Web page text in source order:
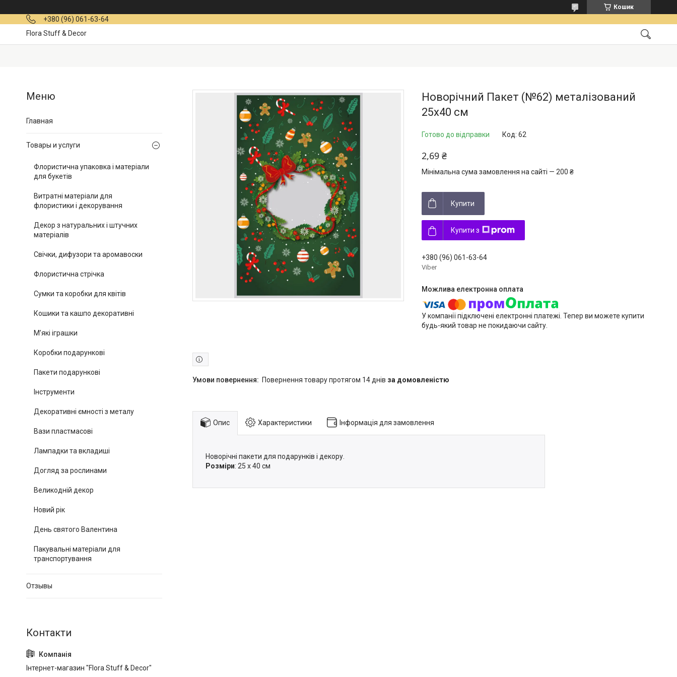
Кошик
+380 (96) 061-63-64
Flora Stuff & Decor
Новорічний Пакет (№62) металізований
25х40 см
Готово до відправки Код: 62
2,69 ₴
Мінімальна сума замовлення на сайті — 200 ₴
Купити
Купити з
+380 (96) 061-63-64
Viber
У компанії підключені електронні платежі. Тепер ви можете купити
будь-який товар не покидаючи сайту.
повернення товару протягом 14 днів за домовленістю
Опис Характеристики Інформація для замовлення
Новорічні пакети для подарунків і декору.
Розміри: 25 х 40 см
Главная
Товары и услуги
Флористична упаковка і матеріали
для букетів
Витратні матеріали для
флористики і декорування
Декор з натуральних і штучних
матеріалів
Свічки, дифузори та аромавоски
Флористична стрічка
Сумки та коробки для квітів
Кошики та кашпо декоративні
М’які іграшки
Коробки подарункові
Пакети подарункові
Інструменти
Декоративні ємності з металу
Вази пластмасові
Лампадки та вкладиші
Догляд за рослинами
Великодній декор
Новий рік
День святого Валентина
Пакувальні матеріали для
транспортування
Отзывы
Інтернет-магазин "Flora Stuff & Decor"